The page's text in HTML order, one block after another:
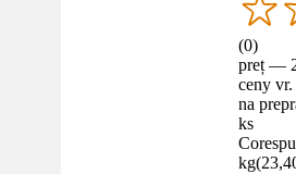
(0)
preț —
ceny
na
ks
kg(